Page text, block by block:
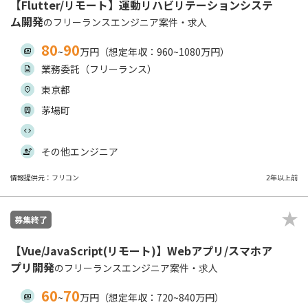
【Flutter/リモート】運動リハビリテーションシステ
ム開発のフリーランスエンジニア案件・求人
80~90万円（想定年収：960~1080万円）
業務委託（フリーランス）
東京都
茅場町
その他エンジニア
情報提供元：フリコン 2年以上前
募集終了
【Vue/JavaScript(リモート)】Webアプリ/スマホア
プリ開発のフリーランスエンジニア案件・求人
60~70万円（想定年収：720~840万円）